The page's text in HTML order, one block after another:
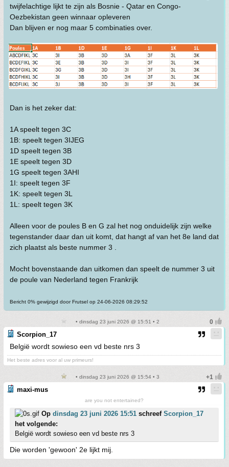
twijfelachtige lijkt te zijn als Bosnie - Qatar en Congo-
Oezbekistan geen winnaar opleveren
Dan blijven er nog maar 5 combinaties over.
Dan is het zeker dat:
1A speelt tegen 3C
1B: speelt tegen 3IJEG
1D speelt tegen 3B
1E speelt tegen 3D
1G speelt tegen 3AHI
1I: speelt tegen 3F
1K: speelt tegen 3L
1L: speelt tegen 3K
Alleen voor de poules B en G zal het nog onduidelijk zijn welke
tegenstander daar dan uit komt, dat hangt af van het 8e land dat
zich plaatst als beste nummer 3 .
Mocht bovenstaande dan uitkomen dan speelt de nummer 3 uit
de poule van Nederland tegen Frankrijk
Bericht 0% gewijzigd door Frutsel op 24-06-2026 08:29:52
• dinsdag 23 juni 2026 @ 15:51 • 2
Scorpion_17
België wordt sowieso een vd beste nrs 3
Het beste adres voor al uw primeurs!
• dinsdag 23 juni 2026 @ 15:54 • 3
maxi-mus
are you not entertained?
Op dinsdag 23 juni 2026 15:51 schreef Scorpion_17
het volgende:
België wordt sowieso een vd beste nrs 3
Die worden 'gewoon' 2e lijkt mij.